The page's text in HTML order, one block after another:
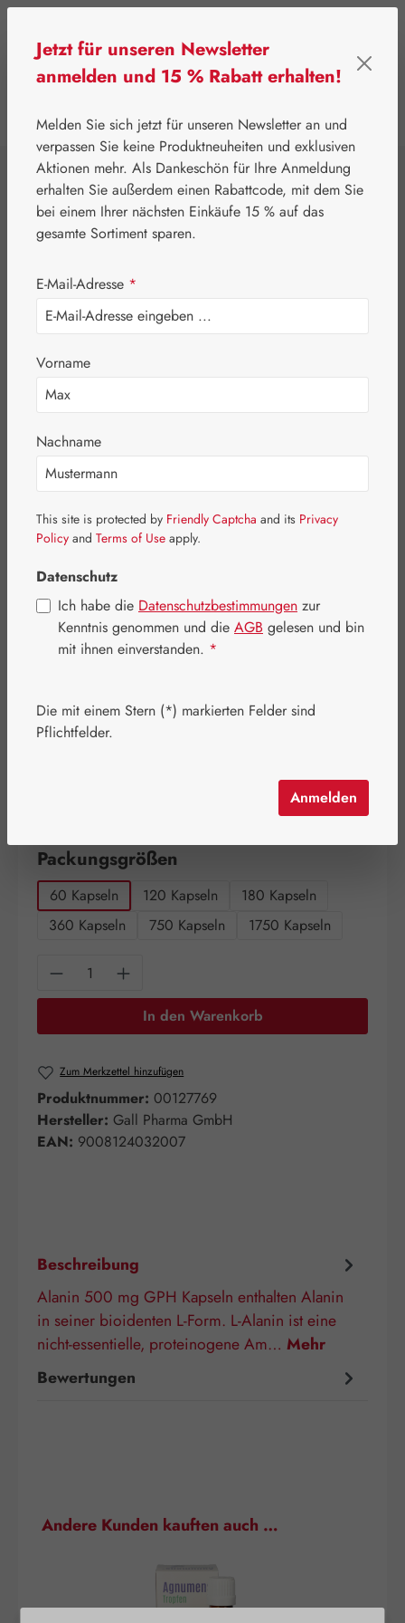
⌂ Gall Pharma Aminosäuren
Alanin 500 mg
GPH Kapseln
Bildergalerie überspringen
Regulärer Preis:
28,60 €
Inhalt:0.038 Kilogramm
Packungsgrößen
60 Kapseln 120 Kapseln
180 Kapseln
360 Kapseln
750 Kapseln 1750 Kapseln
Produkt Anzahl: Gib den gewünschten
In den Warenkorb
Zum Merkzettel hinzufügen
Produktnummer: 00127769
Hersteller: Gall Pharma GmbH
EAN: 9008124032007
Beschreibung
Alanin 500 mg GPH Kapseln enthalten Alanin
in seiner bioidenten L-Form. L-Alanin ist eine
nicht-essentielle, proteinogene Am… Mehr
Bewertungen
Produktgalerie überspringen
Andere Kunden kauften auch …
Jetzt für unseren Newsletter
anmelden und 15 % Rabatt erhalten!
Melden Sie sich jetzt für unseren Newsletter an und
verpassen Sie keine Produktneuheiten und exklusiven
Aktionen mehr. Als Dankeschön für Ihre Anmeldung
erhalten Sie außerdem einen Rabattcode, mit dem Sie
bei einem Ihrer nächsten Einkäufe 15 % auf das
gesamte Sortiment sparen.
E-Mail-Adresse *
Vorname
Nachname
This site is protected by Friendly Captcha and its Privacy
Policy and Terms of Use apply.
Datenschutz
Ich habe die Datenschutzbestimmungen zur
Kenntnis genommen und die AGB gelesen und bin
mit ihnen einverstanden. *
Die mit einem Stern (*) markierten Felder sind
Pflichtfelder.
Anmelden